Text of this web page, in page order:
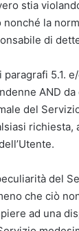
stia
la
di
5.1. e/
AND
del
richiesta,
del
che ciò
ad una